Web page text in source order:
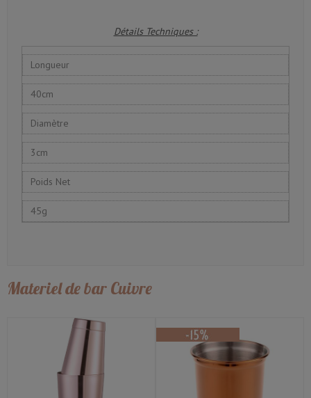
Détails Techniques :
Longueur
40cm
Diamètre
3cm
Poids Net
45g
Materiel de bar Cuivre